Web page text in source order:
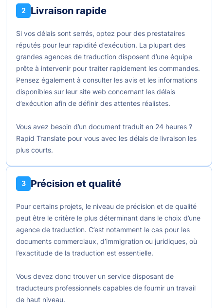
2 Livraison rapide
Si vos délais sont serrés, optez pour des prestataires
réputés pour leur rapidité d’exécution. La plupart des
grandes agences de traduction disposent d’une équipe
prête à intervenir pour traiter rapidement les commandes.
Pensez également à consulter les avis et les informations
disponibles sur leur site web concernant les délais
d’exécution afin de définir des attentes réalistes.
Vous avez besoin d’un document traduit en 24 heures ?
Rapid Translate pour vous avec les délais de livraison les
plus courts.
3 Précision et qualité
Pour certains projets, le niveau de précision et de qualité
peut être le critère le plus déterminant dans le choix d’une
agence de traduction. C’est notamment le cas pour les
documents commerciaux, d’immigration ou juridiques, où
l’exactitude de la traduction est essentielle.
Vous devez donc trouver un service disposant de
traducteurs professionnels capables de fournir un travail
de haut niveau.